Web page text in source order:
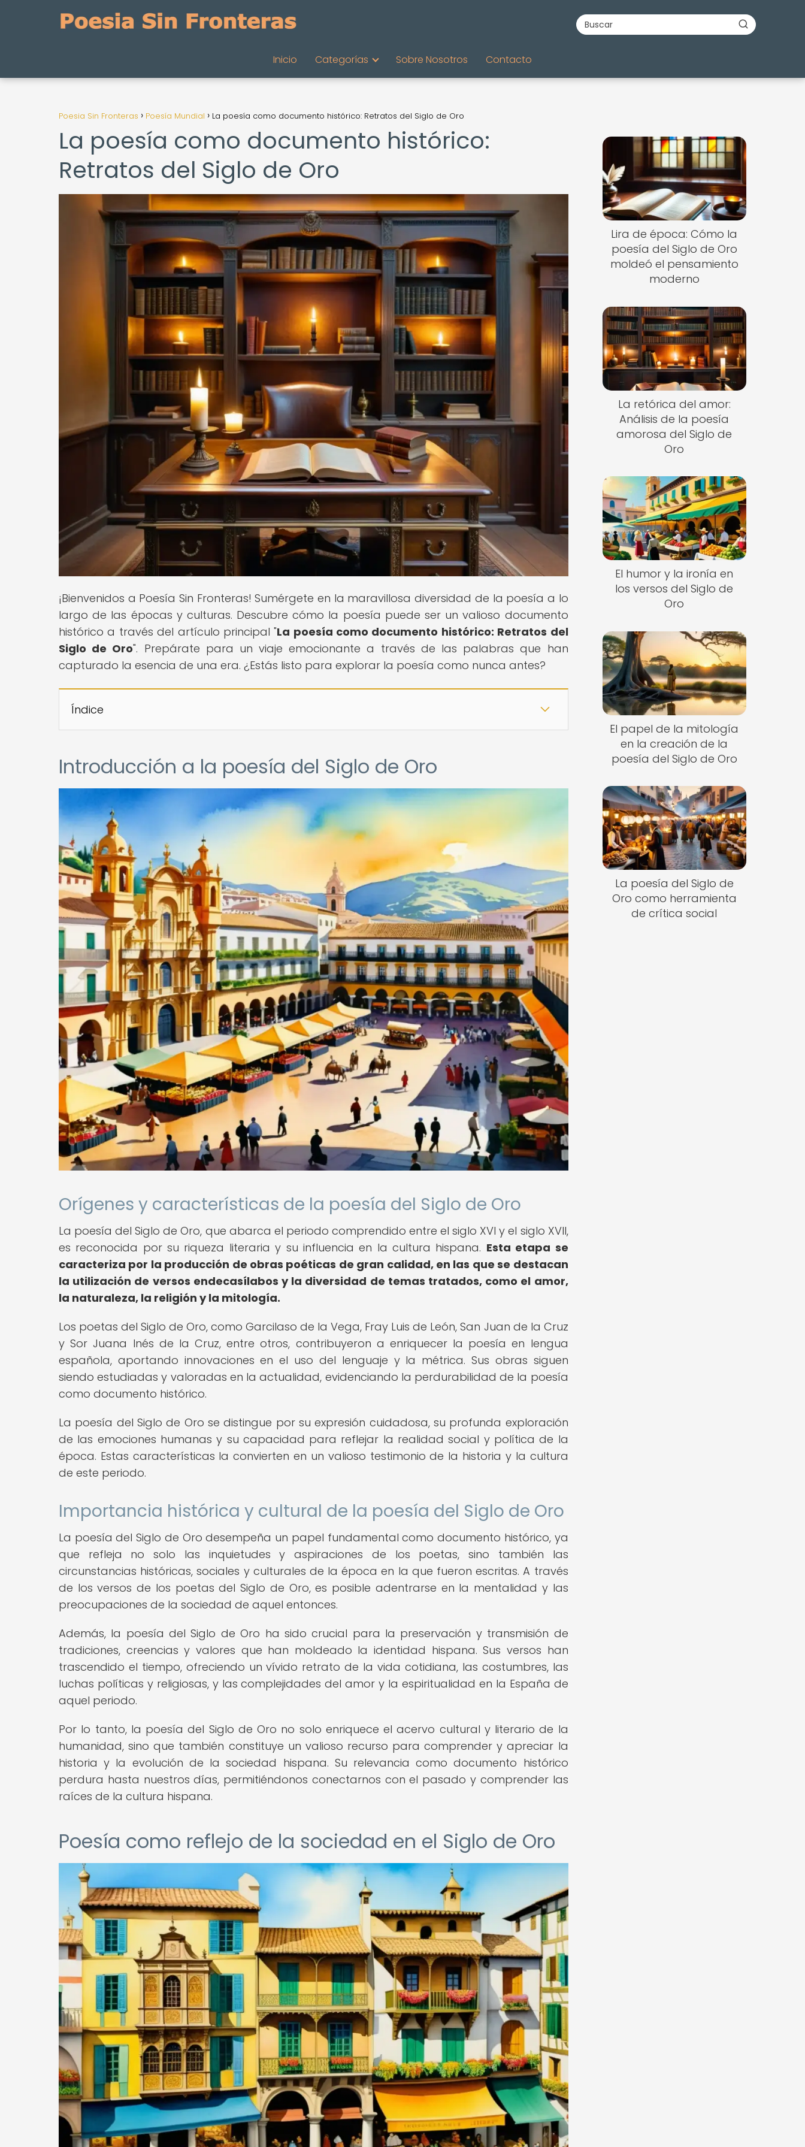
Inicio Categorías Sobre Nosotros Contacto
Poesia Sin Fronteras Poesía Mundial La poesía como documento histórico: Retratos del Siglo de Oro
La poesía como documento histórico:
Retratos del Siglo de Oro
¡Bienvenidos a Poesía Sin Fronteras! Sumérgete en la maravillosa diversidad de la poesía a lo
largo de las épocas y culturas. Descubre cómo la poesía puede ser un valioso documento
histórico a través del artículo principal "La poesía como documento histórico: Retratos del
Siglo de Oro". Prepárate para un viaje emocionante a través de las palabras que han
capturado la esencia de una era. ¿Estás listo para explorar la poesía como nunca antes?
Índice
Introducción a la poesía del Siglo de Oro
Orígenes y características de la poesía del Siglo de Oro
La poesía del Siglo de Oro, que abarca el periodo comprendido entre el siglo XVI y el siglo XVII,
es reconocida por su riqueza literaria y su influencia en la cultura hispana. Esta etapa se
caracteriza por la producción de obras poéticas de gran calidad, en las que se destacan
la utilización de versos endecasílabos y la diversidad de temas tratados, como el amor,
la naturaleza, la religión y la mitología.
Los poetas del Siglo de Oro, como Garcilaso de la Vega, Fray Luis de León, San Juan de la Cruz
y Sor Juana Inés de la Cruz, entre otros, contribuyeron a enriquecer la poesía en lengua
española, aportando innovaciones en el uso del lenguaje y la métrica. Sus obras siguen
siendo estudiadas y valoradas en la actualidad, evidenciando la perdurabilidad de la poesía
como documento histórico.
La poesía del Siglo de Oro se distingue por su expresión cuidadosa, su profunda exploración
de las emociones humanas y su capacidad para reflejar la realidad social y política de la
época. Estas características la convierten en un valioso testimonio de la historia y la cultura
de este periodo.
Importancia histórica y cultural de la poesía del Siglo de Oro
La poesía del Siglo de Oro desempeña un papel fundamental como documento histórico, ya
que refleja no solo las inquietudes y aspiraciones de los poetas, sino también las
circunstancias históricas, sociales y culturales de la época en la que fueron escritas. A través
de los versos de los poetas del Siglo de Oro, es posible adentrarse en la mentalidad y las
preocupaciones de la sociedad de aquel entonces.
Además, la poesía del Siglo de Oro ha sido crucial para la preservación y transmisión de
tradiciones, creencias y valores que han moldeado la identidad hispana. Sus versos han
trascendido el tiempo, ofreciendo un vívido retrato de la vida cotidiana, las costumbres, las
luchas políticas y religiosas, y las complejidades del amor y la espiritualidad en la España de
aquel periodo.
Por lo tanto, la poesía del Siglo de Oro no solo enriquece el acervo cultural y literario de la
humanidad, sino que también constituye un valioso recurso para comprender y apreciar la
historia y la evolución de la sociedad hispana. Su relevancia como documento histórico
perdura hasta nuestros días, permitiéndonos conectarnos con el pasado y comprender las
raíces de la cultura hispana.
Poesía como reflejo de la sociedad en el Siglo de Oro
Lira de época: Cómo la
poesía del Siglo de Oro
moldeó el pensamiento
moderno
La retórica del amor:
Análisis de la poesía
amorosa del Siglo de
Oro
El humor y la ironía en
los versos del Siglo de
Oro
El papel de la mitología
en la creación de la
poesía del Siglo de Oro
La poesía del Siglo de
Oro como herramienta
de crítica social